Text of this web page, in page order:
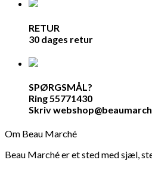
RETUR
30 dages retur
SPØRGSMÅL?
Ring 55771430
Skriv
Om Beau Marché
Beau Marché er et sted med sjæl,